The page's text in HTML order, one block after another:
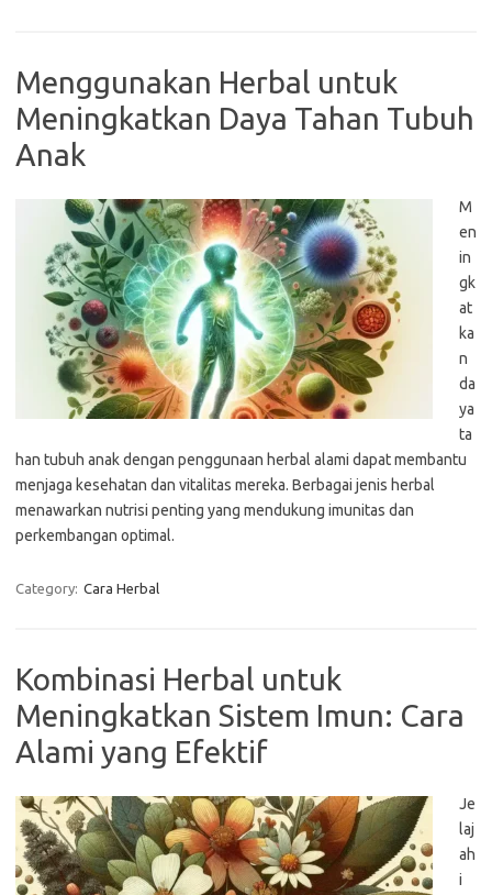
Menggunakan Herbal untuk
Meningkatkan Daya Tahan Tubuh
Anak
M
en
in
gk
at
ka
n
da
ya
ta
han tubuh anak dengan penggunaan herbal alami dapat membantu
menjaga kesehatan dan vitalitas mereka. Berbagai jenis herbal
menawarkan nutrisi penting yang mendukung imunitas dan
perkembangan optimal.
Category: Cara Herbal
Kombinasi Herbal untuk
Meningkatkan Sistem Imun: Cara
Alami yang Efektif
Je
laj
ah
i